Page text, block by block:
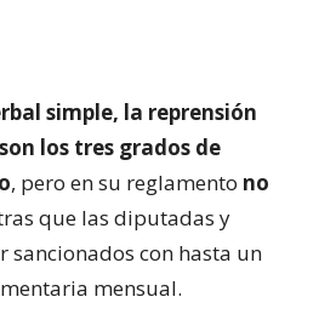
simple, la reprensión
los tres grados de
, pero en su reglamento no
que las diputadas y
sancionados con hasta un
mensual.